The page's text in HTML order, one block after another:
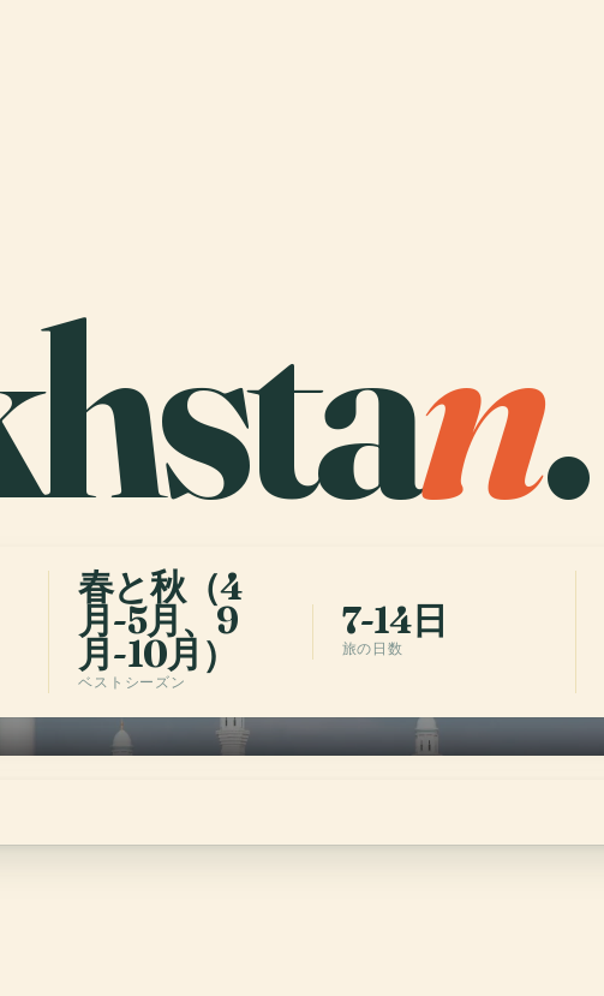
n.
春と秋（4
月-5月、9
月-10月）
ベストシーズン
7-14日
旅の日数